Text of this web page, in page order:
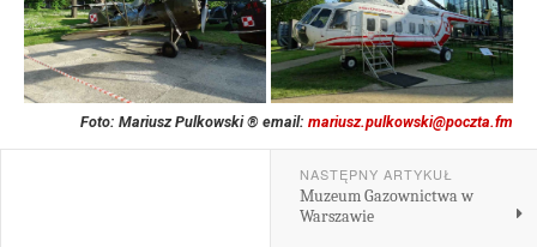
Foto: Mariusz Pulkowski ® email: mariusz.pulkowski@poczta.fm
NASTĘPNY ARTYKUŁ
Muzeum Gazownictwa w
Warszawie